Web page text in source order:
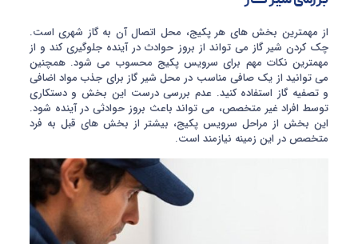
از مهمترین بخش های هر پکیج، محل اتصال آن به گاز شهری است.
چک کردن شیر گاز می تواند از بروز حوادث در آینده جلوگیری کند و از
مهمترین نکات مهم برای سرویس پکیج محسوب می شود. همچنین
می توانید از یک صافی مناسب در محل شیر گاز برای جذب مواد اضافی
و تصفیه گاز استفاده کنید. عدم بررسی درست این بخش و دستکاری
توسط افراد غیر متخصص، می تواند باعث بروز حوادثی در آینده شود.
این بخش از مراحل سرویس پکیج، بیشتر از بخش های قبل به فرد
متخصص در این زمینه نیازمند است.